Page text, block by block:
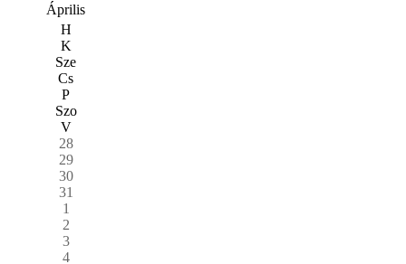
Április
H
K
Sze
Cs
P
Szo
V
28
29
30
31
1
2
3
4